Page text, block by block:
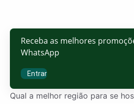
Receba as melhores
WhatsApp
Entrar
Qual a melhor região para se